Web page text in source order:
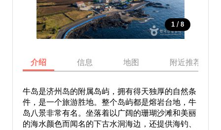
1 / 8
介绍 信息 地图 附近推荐景点
牛岛是济州岛的附属岛屿，拥有得天独厚的自然条
件，是一个旅游胜地。整个岛屿都是熔岩台地，牛
岛八景非常有名。坐落着以广阔的珊瑚沙滩和美丽
的海水颜色而闻名的下古水洞海边，还提供海钓、